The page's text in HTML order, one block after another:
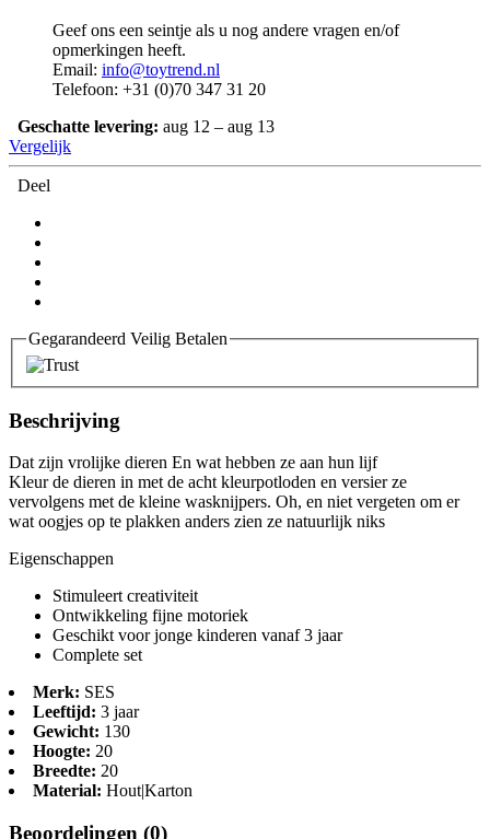
Geef ons een seintje als u nog andere vragen en/of
opmerkingen heeft.
Email: info@toytrend.nl
Telefoon: +31 (0)70 347 31 20
Geschatte levering: aug 12 – aug 13
Vergelijk
Deel
Gegarandeerd Veilig Betalen
Beschrijving
Dat zijn vrolijke dieren En wat hebben ze aan hun lijf
Kleur de dieren in met de acht kleurpotloden en versier ze
vervolgens met de kleine wasknijpers. Oh, en niet vergeten om er
wat oogjes op te plakken anders zien ze natuurlijk niks
Eigenschappen
Stimuleert creativiteit
Ontwikkeling fijne motoriek
Geschikt voor jonge kinderen vanaf 3 jaar
Complete set
Merk: SES
Leeftijd: 3 jaar
Gewicht: 130
Hoogte: 20
Breedte: 20
Material: Hout|Karton
Beoordelingen (0)